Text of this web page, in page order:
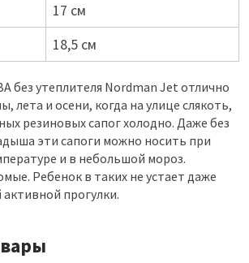
17 см
18,5 см
без утеплителя Nordman Jet отлично
лета и осени, когда на улице слякоть,
резиновых сапог холодно. Даже без
эти сапоги можно носить при
и в небольшой мороз.
Ребенок в таких не устает даже
прогулки.